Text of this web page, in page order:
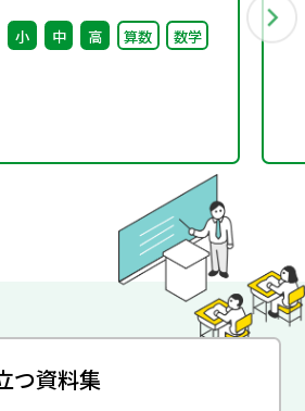
（第4回） 配付資料
小 中 高 算数 数学
つ資料集